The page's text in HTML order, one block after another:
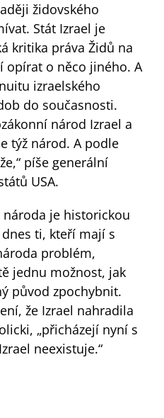
židovského
Stát Izrael je
kritika práva Židů na
opírat o něco jiného. A
izraelského
do současnosti.
národ Izrael a
týž národ. A podle
píše generální
USA.
je historickou
ti, kteří mají s
problém,
jednu možnost, jak
původ zpochybnit.
že Izrael nahradila
„přicházejí nyní s
neexistuje.“